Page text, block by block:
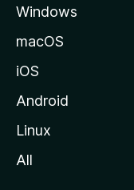
a
z
i
a
Windows
macOS
iOS
Android
Linux
All